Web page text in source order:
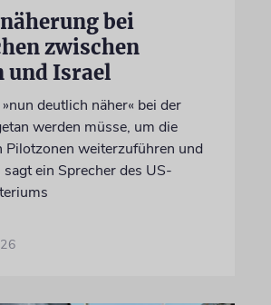
bei
zwischen
und Israel
deutlich näher« bei der
werden müsse, um die
Pilotzonen weiterzuführen und
sagt ein Sprecher des US-